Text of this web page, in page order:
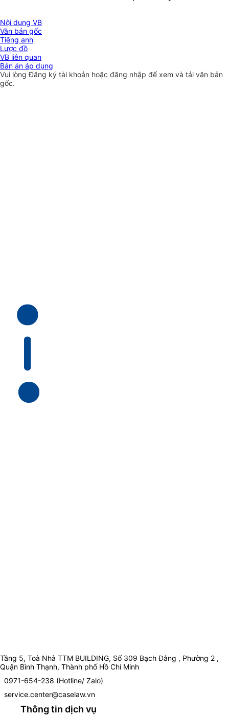
Nội dung VB
Văn bản gốc
Tiếng anh
Lược đồ
VB liên quan
Bản án áp dụng
Vui lòngĐăng ký tài khoản hoặc đăng nhập để xem và tải văn bản
gốc.
Tầng 5, Toà Nhà TTM BUILDING, Số 309 Bạch Đằng , Phường 2 ,
Quận Bình Thạnh, Thành phố Hồ Chí Minh
0971-654-238 (Hotline/ Zalo)
service.center@caselaw.vn
Thông tin dịch vụ